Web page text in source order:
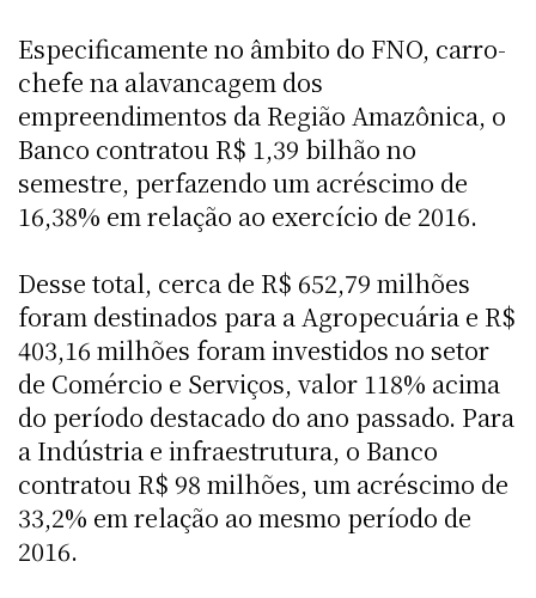
Especificamente no âmbito do FNO, carro-
chefe na alavancagem dos
empreendimentos da Região Amazônica, o
Banco contratou R$ 1,39 bilhão no
semestre, perfazendo um acréscimo de
16,38% em relação ao exercício de 2016.
Desse total, cerca de R$ 652,79 milhões
foram destinados para a Agropecuária e R$
403,16 milhões foram investidos no setor
de Comércio e Serviços, valor 118% acima
do período destacado do ano passado. Para
a Indústria e infraestrutura, o Banco
contratou R$ 98 milhões, um acréscimo de
33,2% em relação ao mesmo período de
2016.